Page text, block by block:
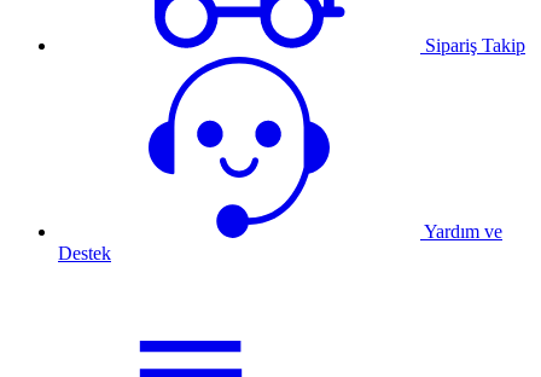
Sipariş Takip
Yardım ve
Destek